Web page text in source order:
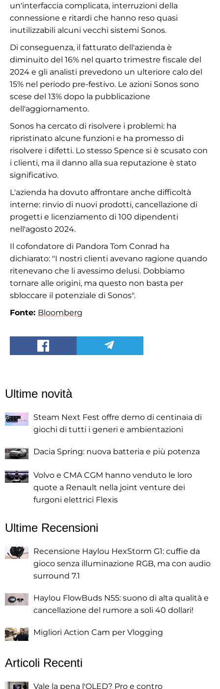
un'interfaccia complicata, interruzioni della
connessione e ritardi che hanno reso quasi
inutilizzabili alcuni vecchi sistemi Sonos.
Di conseguenza, il fatturato dell'azienda è
diminuito del 16% nel quarto trimestre fiscale del
2024 e gli analisti prevedono un ulteriore calo del
15% nel periodo pre-festivo. Le azioni Sonos sono
scese del 13% dopo la pubblicazione
dell'aggiornamento.
Sonos ha cercato di risolvere i problemi: ha
ripristinato alcune funzioni e ha promesso di
risolvere i difetti. Lo stesso Spence si è scusato con
i clienti, ma il danno alla sua reputazione è stato
significativo.
L'azienda ha dovuto affrontare anche difficoltà
interne: rinvio di nuovi prodotti, cancellazione di
progetti e licenziamento di 100 dipendenti
nell'agosto 2024.
Il cofondatore di Pandora Tom Conrad ha
dichiarato: "I nostri clienti avevano ragione quando
ritenevano che li avessimo delusi. Dobbiamo
tornare alle origini, ma questo non basta per
sbloccare il potenziale di Sonos".
Fonte: Bloomberg
Ultime novità
Steam Next Fest offre demo di centinaia di
giochi di tutti i generi e ambientazioni
Dacia Spring: nuova batteria e più potenza
Volvo e CMA CGM hanno venduto le loro
quote a Renault nella joint venture dei
furgoni elettrici Flexis
Ultime Recensioni
Recensione Haylou HexStorm G1: cuffie da
gioco senza illuminazione RGB, ma con audio
surround 7.1
Haylou FlowBuds N55: suono di alta qualità e
cancellazione del rumore a soli 40 dollari!
Migliori Action Cam per Vlogging
Articoli Recenti
Vale la pena l'OLED? Pro e contro